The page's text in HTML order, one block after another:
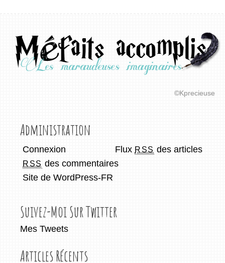
©Kprecieuse
Administration
Connexion Flux RSS des articles
RSS des commentaires
Site de WordPress-FR
Suivez-Moi Sur Twitter
Mes Tweets
Articles Récents